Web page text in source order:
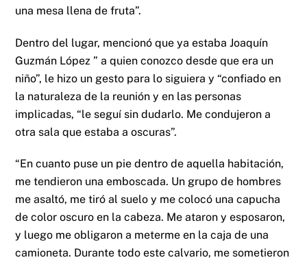
una mesa llena de fruta”.
Dentro del lugar, mencionó que ya estaba Joaquín
Guzmán López ” a quien conozco desde que era un
niño”, le hizo un gesto para lo siguiera y “confiado en
la naturaleza de la reunión y en las personas
implicadas, “le seguí sin dudarlo. Me condujeron a
otra sala que estaba a oscuras”.
“En cuanto puse un pie dentro de aquella habitación,
me tendieron una emboscada. Un grupo de hombres
me asaltó, me tiró al suelo y me colocó una capucha
de color oscuro en la cabeza. Me ataron y esposaron,
y luego me obligaron a meterme en la caja de una
camioneta. Durante todo este calvario, me sometieron